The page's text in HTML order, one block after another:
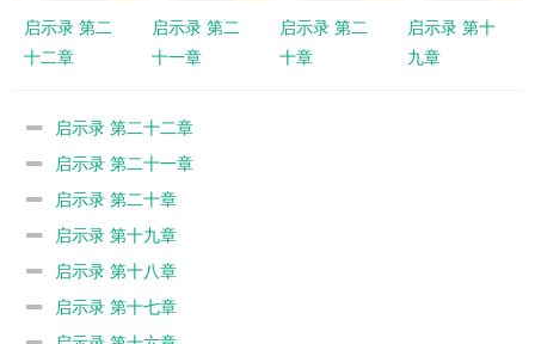
启示录 第二
十二章
启示录 第二
十一章
启示录 第二
十章
启示录 第十
九章
启示录 第二十二章
启示录 第二十一章
启示录 第二十章
启示录 第十九章
启示录 第十八章
启示录 第十七章